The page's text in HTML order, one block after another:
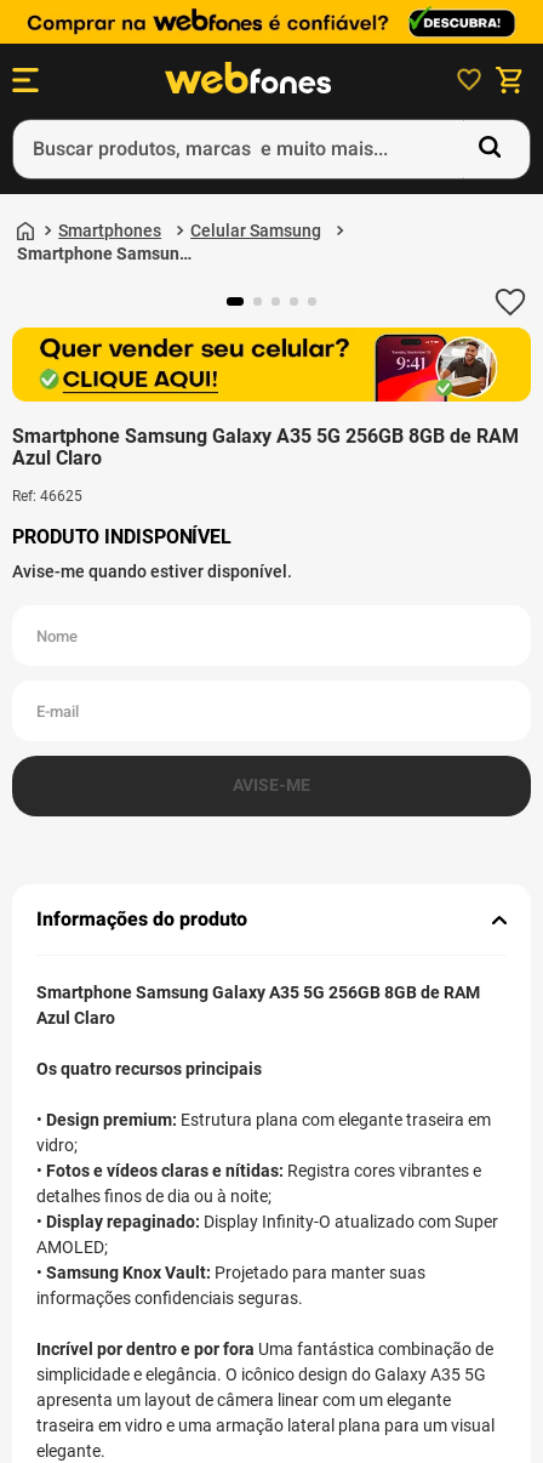
Buscar produtos, marcas e muito mais...
Smartphones
Celular Samsung
Smartphone Samsung
Smartphone Samsung Galaxy A35 5G 256GB 8GB de RAM
Azul Claro
Ref: 46625
Informações do produto
Smartphone Samsung Galaxy A35 5G 256GB 8GB de RAM
Azul Claro
Os quatro recursos principais
• Design premium: Estrutura plana com elegante traseira em
vidro;
• Fotos e vídeos claras e nítidas: Registra cores vibrantes e
detalhes finos de dia ou à noite;
• Display repaginado: Display Infinity-O atualizado com Super
AMOLED;
• Samsung Knox Vault: Projetado para manter suas
informações confidenciais seguras.
Incrível por dentro e por fora Uma fantástica combinação de
simplicidade e elegância. O icônico design do Galaxy A35 5G
apresenta um layout de câmera linear com um elegante
traseira em vidro e uma armação lateral plana para um visual
elegante.
2º
gift card
4º
ps4
5º notebook